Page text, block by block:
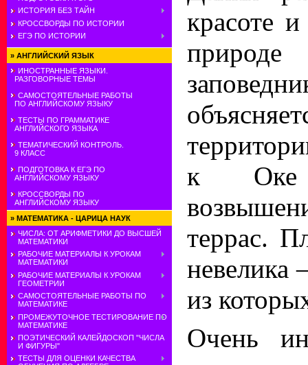
ИСТОРИЯ БЕЗ ТАЙН
КРОССВОРДЫ ПО ИСТОРИИ
ЕГЭ ПО ИСТОРИИ
» АНГЛИЙСКИЙ ЯЗЫК
ИНОСТРАННЫЕ ЯЗЫКИ.
РАЗГОВОРНЫЕ ТЕМЫ
САМОСТОЯТЕЛЬНЫЕ РАБОТЫ
ПО АНГЛИЙСКОМУ ЯЗЫКУ
ТЕСТЫ ПО ГРАММАТИКЕ
АНГЛИЙСКОГО ЯЗЫКА
ТЕМАТИЧЕСКИЙ КОНТРОЛЬ.
9 КЛАСС
ПОДГОТОВКА К ЕГЭ ПО
АНГЛИЙСКОМУ ЯЗЫКУ
КРОССВОРДЫ ПО
АНГЛИЙСКОМУ ЯЗЫКУ
» МАТЕМАТИКА - ЦАРИЦА НАУК
ЧИСЛА: ОТ АРИФМЕТИКИ ДО ВЫСШЕЙ
МАТЕМАТИКИ
РАБОЧИЕ МАТЕРИАЛЫ К УРОКАМ
МАТЕМАТИКИ
РАБОЧИЕ МАТЕРИАЛЫ К УРОКАМ
ГЕОМЕТРИИ
САМОСТОЯТЕЛЬНЫЕ РАБОТЫ ПО
МАТЕМАТИКЕ
ПРОМЕЖУТОЧНОЕ ТЕСТИРОВАНИЕ ПО
МАТЕМАТИКЕ
ПОЭТИЧЕСКИЙ КАЛЕЙДОСКОП "ЧИСЛА
И ФИГУРЫ"
ТЕСТЫ ДЛЯ ОЦЕНКИ КАЧЕСТВА
красоте
к Оке
террас.
невелика
из
Очень